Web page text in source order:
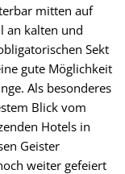
mitten auf
an kalten und
Sekt
gute Möglichkeit
Als besonderes
Blick vom
Hotels in
Geister
weiter gefeiert